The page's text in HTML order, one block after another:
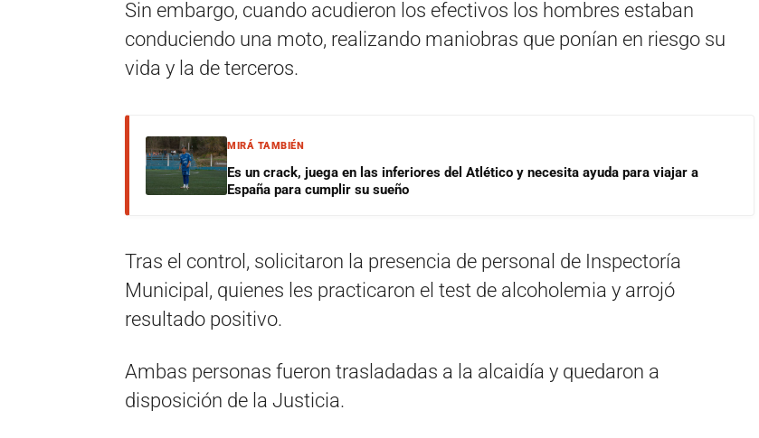
Sin embargo, cuando acudieron los efectivos los hombres estaban
conduciendo una moto, realizando maniobras que ponían en riesgo su
vida y la de terceros.
MIRÁ TAMBIÉN
Es un crack, juega en las inferiores del Atlético y necesita ayuda para viajar a
España para cumplir su sueño
Tras el control, solicitaron la presencia de personal de Inspectoría
Municipal, quienes les practicaron el test de alcoholemia y arrojó
resultado positivo.
Ambas personas fueron trasladadas a la alcaidía y quedaron a
disposición de la Justicia.